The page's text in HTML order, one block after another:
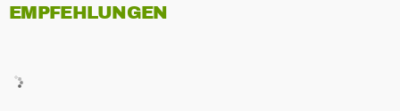
EMPFEHLUNGEN